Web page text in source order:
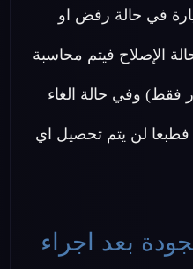
في حالة رفض او
الإصلاح فيتم محاسبة
فقط) وفي حالة الغاء
لن يتم تحصيل اي
بعد اجراء